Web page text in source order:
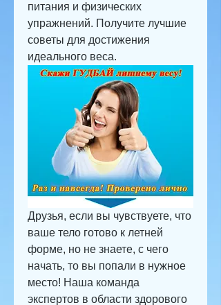
питания и физических
упражнений. Получите лучшие
советы для достижения
идеального веса.
Друзья, если вы чувствуете, что
ваше тело готово к летней
форме, но не знаете, с чего
начать, то вы попали в нужное
место! Наша команда
экспертов в области здорового